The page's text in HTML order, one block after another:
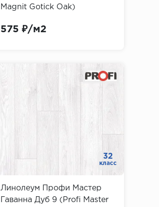
Magnit Gotick Oak)
575 ₽/м2
32
класс
Линолеум Профи Мастер
Гаванна Дуб 9 (Profi Master